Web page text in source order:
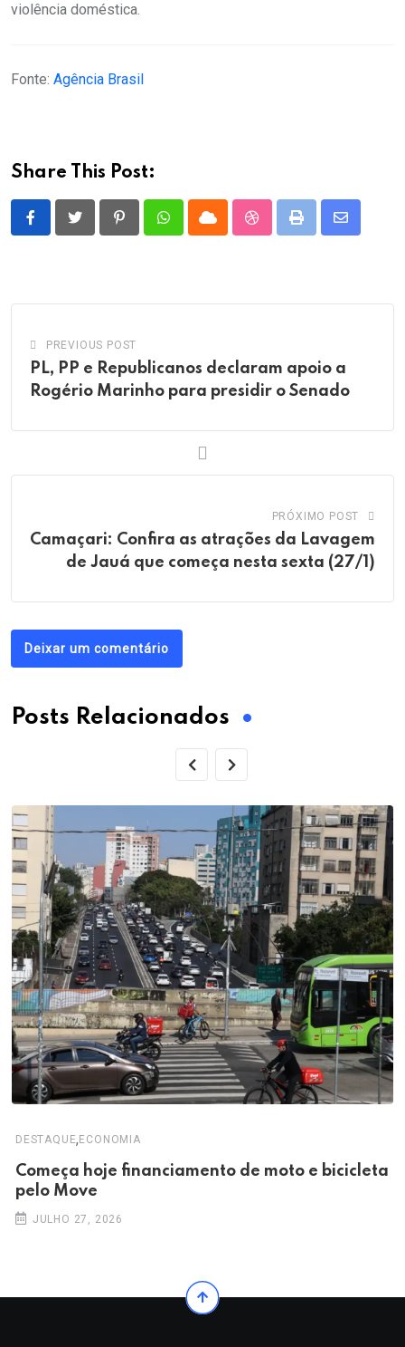
violência doméstica.
Fonte: Agência Brasil
Share This Post:
PinterestWhatsappCloud StumbleUpon
Print
Share
PREVIOUS POST
PL, PP e Republicanos declaram apoio a
Rogério Marinho para presidir o Senado
PRÓXIMO POST
Camaçari: Confira as atrações da Lavagem
de Jauá que começa nesta sexta (27/1)
Deixar um comentário
Posts Relacionados
DESTAQUE, ECONOMIA
Começa hoje financiamento de moto e bicicleta
pelo Move
JULHO 27, 2026